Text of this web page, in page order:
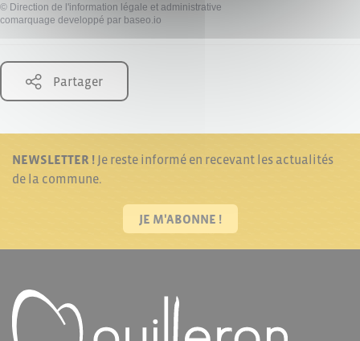
© Direction de l'information légale et administrative
comarquage developpé par baseo.io
Partager
NEWSLETTER ! Je reste informé en recevant les actualités
de la commune.
JE M'ABONNE !